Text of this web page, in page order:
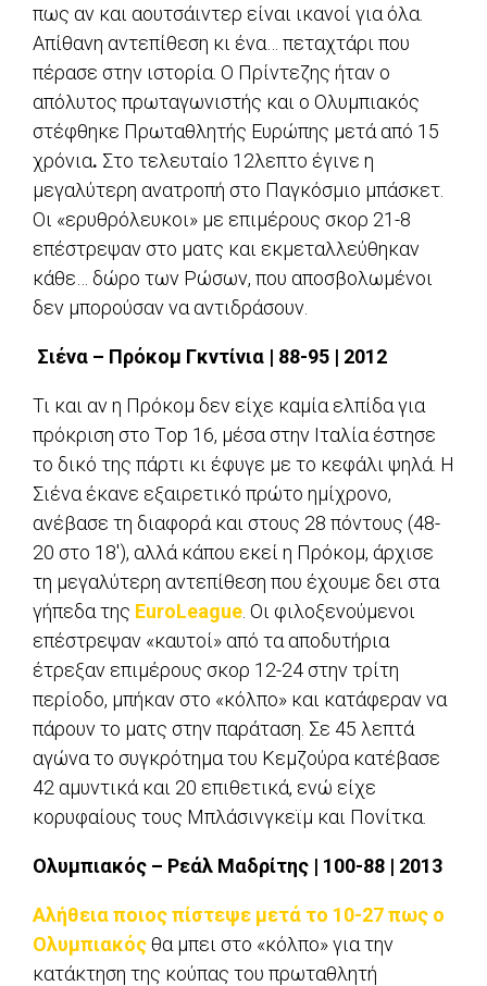
πως αν και αουτσάιντερ είναι ικανοί για όλα.
Απίθανη αντεπίθεση κι ένα… πεταχτάρι που
πέρασε στην ιστορία. Ο Πρίντεζης ήταν ο
απόλυτος πρωταγωνιστής και ο Ολυμπιακός
στέφθηκε Πρωταθλητής Ευρώπης μετά από 15
χρόνια. Στο τελευταίο 12λεπτο έγινε η
μεγαλύτερη ανατροπή στο Παγκόσμιο μπάσκετ.
Οι «ερυθρόλευκοι» με επιμέρους σκορ 21-8
επέστρεψαν στο ματς και εκμεταλλεύθηκαν
κάθε… δώρο των Ρώσων, που αποσβολωμένοι
δεν μπορούσαν να αντιδράσουν.
Σιένα – Πρόκομ Γκντίνια | 88-95 | 2012
Τι και αν η Πρόκομ δεν είχε καμία ελπίδα για
πρόκριση στο Τop 16, μέσα στην Ιταλία έστησε
το δικό της πάρτι κι έφυγε με το κεφάλι ψηλά. Η
Σιένα έκανε εξαιρετικό πρώτο ημίχρονο,
ανέβασε τη διαφορά και στους 28 πόντους (48-
20 στο 18′), αλλά κάπου εκεί η Πρόκομ, άρχισε
τη μεγαλύτερη αντεπίθεση που έχουμε δει στα
γήπεδα της EuroLeague . Οι φιλοξενούμενοι
επέστρεψαν «καυτοί» από τα αποδυτήρια
έτρεξαν επιμέρους σκορ 12-24 στην τρίτη
περίοδο, μπήκαν στο «κόλπο» και κατάφεραν να
πάρουν το ματς στην παράταση. Σε 45 λεπτά
αγώνα το συγκρότημα του Κεμζούρα κατέβασε
42 αμυντικά και 20 επιθετικά, ενώ είχε
κορυφαίους τους Μπλάσινγκεϊμ και Πονίτκα.
Ολυμπιακός – Ρεάλ Μαδρίτης | 100-88 | 2013
Αλήθεια ποιος πίστεψε μετά το 10-27 πως ο
Ολυμπιακόςθα μπει στο «κόλπο» για την
κατάκτηση της κούπας του πρωταθλητή